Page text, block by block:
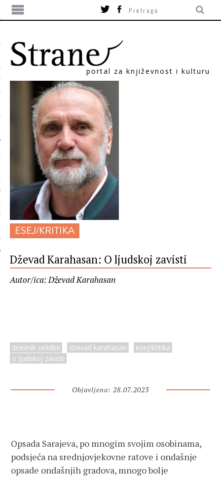
portal za književnost i kulturu
ESEJ/KRITIKA
Dževad Karahasan: O ljudskoj zavisti
Autor/ica: Dževad Karahasan
dnevnik selidbe dzevad karahasan
esej/kritika
o ljudskoj zavisti
Objavljeno: 28.07.2023
Opsada Sarajeva, po mnogim svojim osobinama,
podsjeća na srednjovjekovne ratove i ondašnje
opsade ondašnjih gradova, mnogo bolje